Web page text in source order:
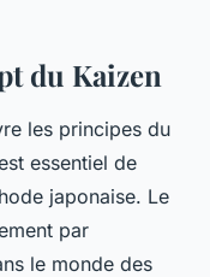
du Kaizen
les principes du
essentiel de
japonaise. Le
par
le monde des